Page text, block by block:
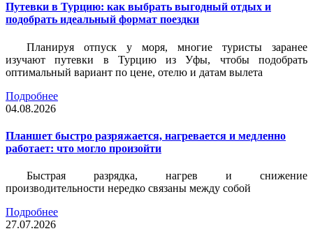
Путевки в Турцию: как выбрать выгодный отдых и
подобрать идеальный формат поездки
Планируя отпуск у моря, многие туристы заранее
изучают путевки в Турцию из Уфы, чтобы подобрать
оптимальный вариант по цене, отелю и датам вылета
Подробнее
04.08.2026
Планшет быстро разряжается, нагревается и медленно
работает: что могло произойти
Быстрая разрядка, нагрев и снижение
производительности нередко связаны между собой
Подробнее
27.07.2026